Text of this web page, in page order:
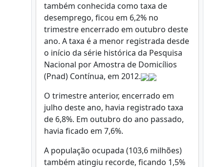
também conhecida como taxa de
desemprego, ficou em 6,2% no
trimestre encerrado em outubro deste
ano. A taxa é a menor registrada desde
o início da série histórica da Pesquisa
Nacional por Amostra de Domicílios
(Pnad) Contínua, em 2012.
O trimestre anterior, encerrado em
julho deste ano, havia registrado taxa
de 6,8%. Em outubro do ano passado,
havia ficado em 7,6%.
A população ocupada (103,6 milhões)
também atingiu recorde, ficando 1,5%